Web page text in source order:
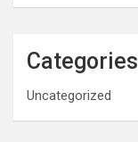
Categories
Uncategorized